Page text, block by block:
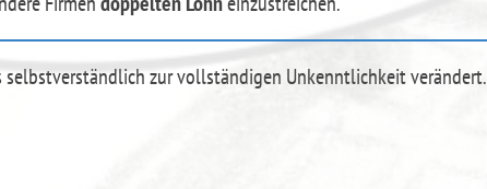
zur vollständigen Unkenntlichkeit verändert.